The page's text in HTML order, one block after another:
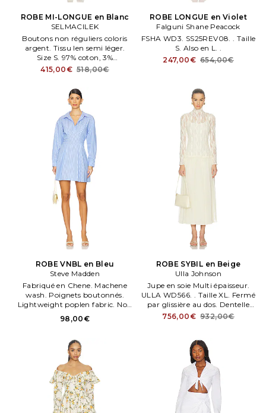
ROBE MI-LONGUE en Blanc
SELMACILEK
Boutons non réguliers coloris
argent. Tissu len semi léger.
Size S. 97% coton, 3%
élasthanne. Lavage en
415,00€ 518,00€
ROBE LONGUE en Violet
Falguni Shane Peacock
FSHA WD3. SS25REV08. . Taille
S. Also en L. .
247,00€ 654,00€
ROBE VNBL en Bleu
Steve Madden
Fabriqué en Chene. Machene
wash. Poignets boutonnés.
Lightweight poplen fabric. Non
doublé. Fermé par glissière
envisible côté.
98,00€
ROBE SYBIL en Beige
Ulla Johnson
Jupe en soie Multi épaisseur.
ULLA WD566. . Taille XL. Fermé
par glissière au dos. Dentelle
rapportée sur le bustier.
756,00€ 932,00€